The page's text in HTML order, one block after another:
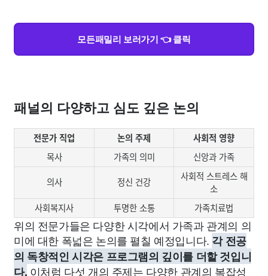
모든패밀리 보러가기 👈 클릭
패널의 다양하고 심도 깊은 논의
전문가 직업 논의 주제
사회적 영향
목사
가족의 의미 신앙과 가족
의사 정신 건강
사회적 스트레스 해
소
사회복지사
투명한 소통 가족치료법
위의 전문가들은 다양한 시각에서 가족과 관계의 의
미에 대한 폭넓은 논의를 펼칠 예정입니다. 각 전공
의 독창적인 시각은 프로그램의 깊이를 더할 것입니
다. 이처럼 다섯 개의 주제는 다양한 관계의 복잡성